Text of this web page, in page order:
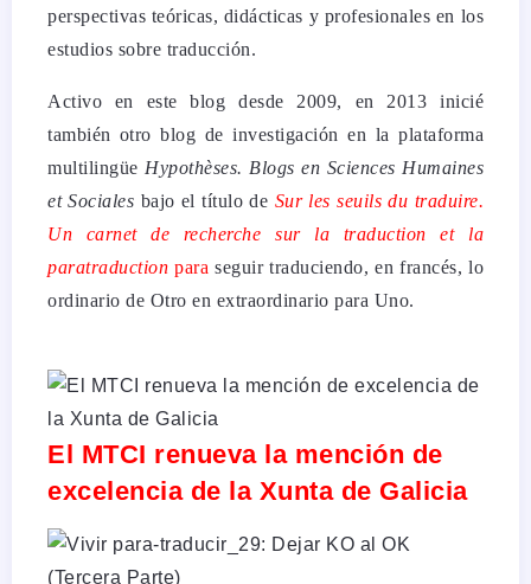
perspectivas teóricas, didácticas y profesionales en los
estudios sobre traducción.
Activo en este blog desde 2009, en 2013 inicié
también otro blog de investigación en la plataforma
multilingüe Hypothèses. Blogs en Sciences Humaines
et Sociales bajo el título de Sur les seuils du traduire.
Un carnet de recherche sur la traduction et la
paratraduction para seguir traduciendo, en francés, lo
ordinario de Otro en extraordinario para Uno.
El MTCI renueva la mención de
excelencia de la Xunta de Galicia